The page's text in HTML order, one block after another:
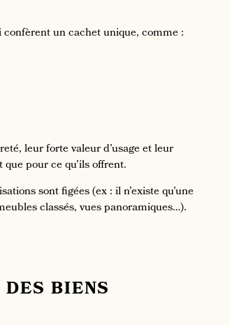
un cachet unique, comme :
leur forte valeur d’usage et leur
pour ce qu’ils offrent.
sont figées (ex : il n’existe qu’une
classés, vues panoramiques…).
BIENS